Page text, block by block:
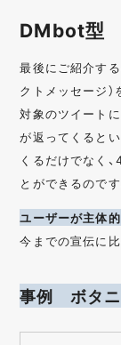
DMbot型
最後にご紹介する
クトメッセージ
対象のツイート
が返ってくると
くるだけでなく
とができるのです
ユーザーが主体
今までの宣伝に
事例 ボタニ